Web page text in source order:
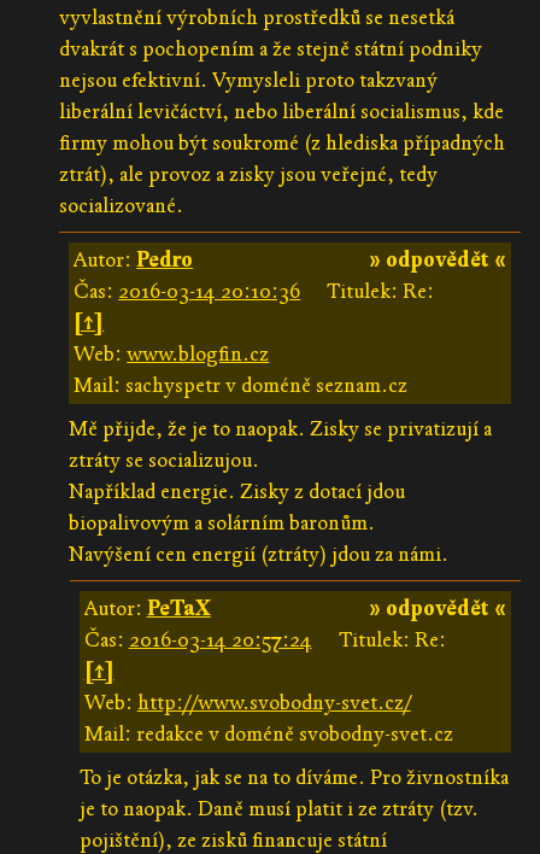
vyvlastnění výrobních prostředků se nesetká
dvakrát s pochopením a že stejně státní podniky
nejsou efektivní. Vymysleli proto takzvaný
liberální levičáctví, nebo liberální socialismus, kde
firmy mohou být soukromé (z hlediska případných
ztrát), ale provoz a zisky jsou veřejné, tedy
socializované.
» odpovědět «
Autor:Pedro
Čas: 2016-03-14 20:10:36
Titulek: Re:
[↑]
Web:www.blogfin.cz
Mail: sachyspetr v doméně seznam.cz
Mě přijde, že je to naopak. Zisky se privatizují a
ztráty se socializujou.
Například energie. Zisky z dotací jdou
biopalivovým a solárním baronům.
Navýšení cen energií (ztráty) jdou za námi.
» odpovědět «
Autor: PeTaX
Čas: 2016-03-14 20:57:24
Titulek: Re:
[↑]
Web: http://www.svobodny-svet.cz/
Mail: redakce v doméně svobodny-svet.cz
To je otázka, jak se na to díváme. Pro živnostníka
je to naopak. Daně musí platit i ze ztráty (tzv.
pojištění), ze zisků financuje státní